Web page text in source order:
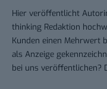
Hier veröffentlicht
thinking Redaktion
Kunden einen Mehrwert
als Anzeige
bei uns veröffentlichen?